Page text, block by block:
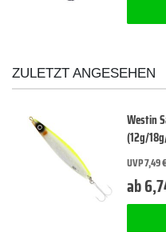
ZULETZT ANGESEHEN
Westin
(12g/
UVP 7,49 €
ab